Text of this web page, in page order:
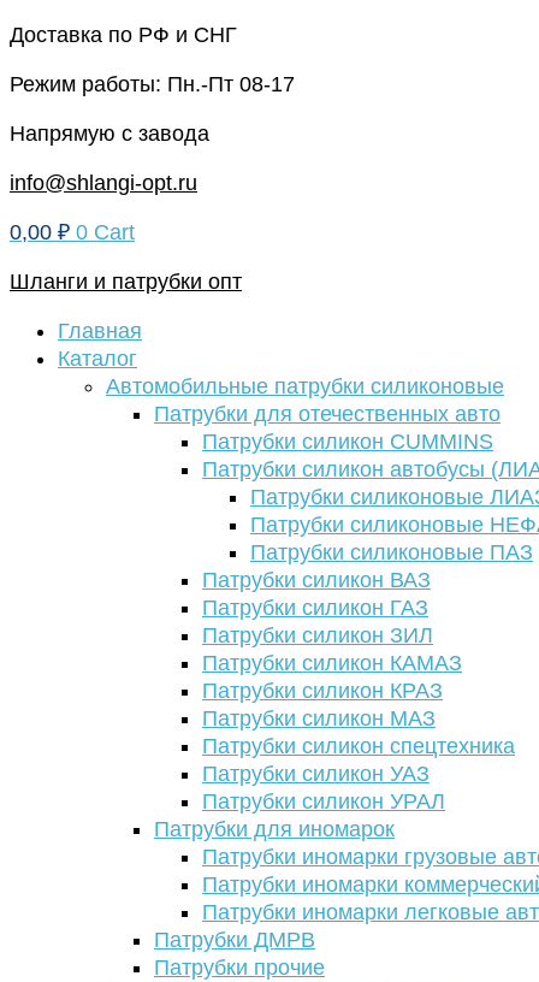
Перейти
содержимому
Доставка по РФ и СНГ
Режим работы: Пн.-Пт 08-17
Напрямую с завода
info@shlangi-opt.ru
0,00 ₽ 0 Cart
Шланги и патрубки опт
Главная
Каталог
Автомобильные патрубки силиконовые
Патрубки для отечественных авто
Патрубки силикон CUMMINS
Патрубки силикон автобусы
Патрубки силиконовые
Патрубки силиконовые
Патрубки силиконовые ПАЗ
Патрубки силикон ВАЗ
Патрубки силикон ГАЗ
Патрубки силикон ЗИЛ
Патрубки силикон КАМАЗ
Патрубки силикон КРАЗ
Патрубки силикон МАЗ
Патрубки силикон спецтехника
Патрубки силикон УАЗ
Патрубки силикон УРАЛ
Патрубки для иномарок
Патрубки иномарки грузовые
Патрубки иномарки
Патрубки иномарки легковые
Патрубки ДМРВ
Патрубки прочие